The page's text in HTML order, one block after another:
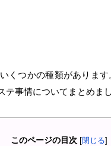
くつかの種類がありま
事情についてまとめまし
このページの目次 [閉じる]